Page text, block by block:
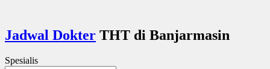
Jadwal Dokter THT di Banjarmasin
Spesialis